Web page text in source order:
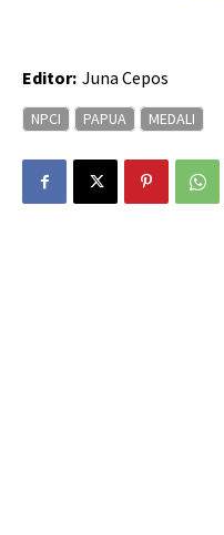
Editor: Juna Cepos
NPCI PAPUA MEDALI